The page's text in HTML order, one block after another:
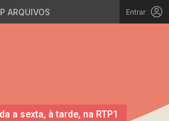
ARQUIVOS Entrar
a sexta, à tarde, na RTP1